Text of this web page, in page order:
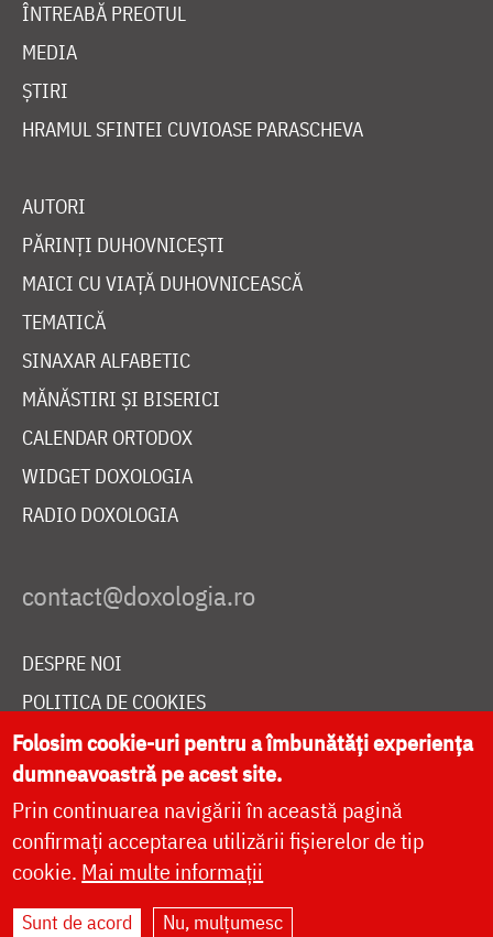
ÎNTREABĂ PREOTUL
MEDIA
ȘTIRI
HRAMUL SFINTEI CUVIOASE PARASCHEVA
AUTORI
PĂRINȚI DUHOVNICEȘTI
MAICI CU VIAȚĂ DUHOVNICEASCĂ
TEMATICĂ
SINAXAR ALFABETIC
MĂNĂSTIRI ȘI BISERICI
CALENDAR ORTODOX
WIDGET DOXOLOGIA
RADIO DOXOLOGIA
DESPRE NOI
POLITICA DE COOKIES
DONEAZĂ ONLINE PENTRU CATEDRALA NAȚIONALĂ
LIVE
Folosim cookie-uri pentru a îmbunătăți experiența
dumneavoastră pe acest site.
Prin continuarea navigării în această pagină
confirmați acceptarea utilizării fișierelor de tip
cookie. Mai multe informații
Sunt de acord Nu, mulțumesc